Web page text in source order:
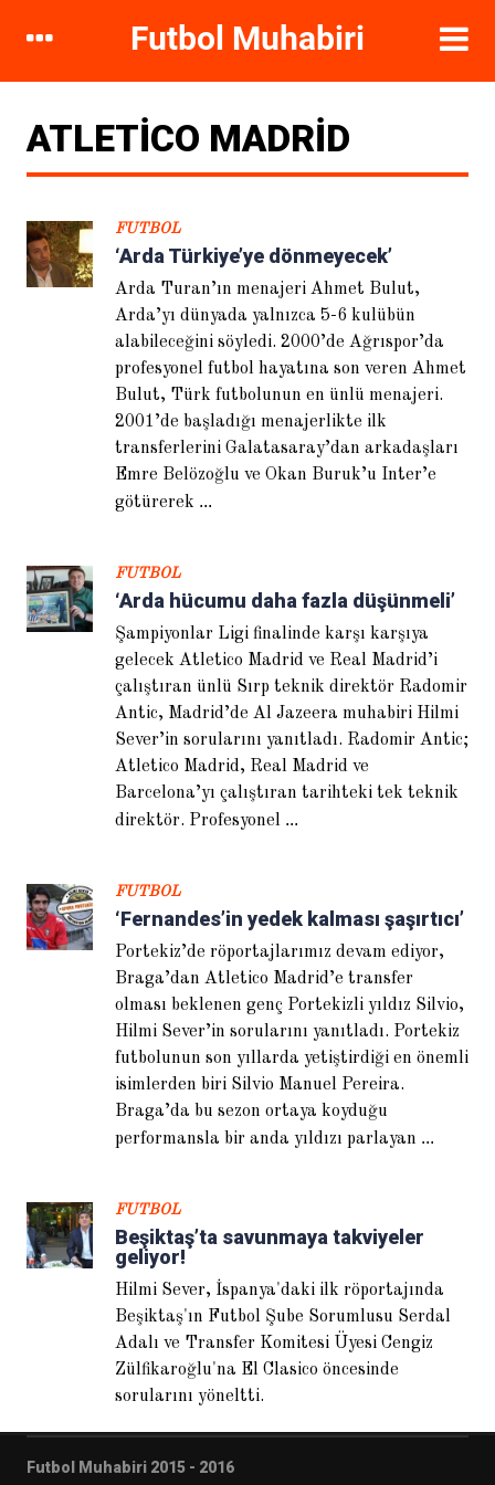
DIKKAT ÇEKENLER
Hugo Sanchez: Galatasaray’ı
ayağa kaldırırım
Sven Goran Eriksson: Finali
göreceğimizden emindik
Abdullah Avcı: Eleştiri Terim’e
değil Türk futboluna
Helder Postiga: Galatasaray
beni iki kez istedi
Fernando Hierro:
ATLETICO MADRID
FUTBOL
‘Arda Türkiye’ye dönmeyecek’
Arda Turan’ın menajeri Ahmet Bulut,
Arda’yı dünyada yalnızca 5-6 kulübün
alabileceğini söyledi. 2000’de Ağrıspor’da
profesyonel futbol hayatına son veren Ahmet
Bulut, Türk futbolunun en ünlü menajeri.
2001’de başladığı menajerlikte ilk
transferlerini Galatasaray’dan arkadaşları
Emre Belözoğlu ve Okan Buruk’u Inter’e
götürerek ...
FUTBOL
‘Arda hücumu daha fazla düşünmeli’
Şampiyonlar Ligi finalinde karşı karşıya
gelecek Atletico Madrid ve Real Madrid’i
çalıştıran ünlü Sırp teknik direktör Radomir
Antic, Madrid’de Al Jazeera muhabiri Hilmi
Sever’in sorularını yanıtladı. Radomir Antic;
Atletico Madrid, Real Madrid ve
Barcelona’yı çalıştıran tarihteki tek teknik
direktör. Profesyonel ...
FUTBOL
‘Fernandes’in yedek kalması şaşırtıcı’
Portekiz’de röportajlarımız devam ediyor,
Braga’dan Atletico Madrid’e transfer
olması beklenen genç Portekizli yıldız Silvio,
Hilmi Sever’in sorularını yanıtladı. Portekiz
futbolunun son yıllarda yetiştirdiği en önemli
isimlerden biri Silvio Manuel Pereira.
Braga’da bu sezon ortaya koyduğu
performansla bir anda yıldızı parlayan ...
FUTBOL
Beşiktaş’ta savunmaya takviyeler
geliyor!
Hilmi Sever, İspanya'daki ilk röportajında
Beşiktaş'ın Futbol Şube Sorumlusu Serdal
Adalı ve Transfer Komitesi Üyesi Cengiz
Zülfikaroğlu'na El Clasico öncesinde
sorularını yöneltti.
Futbol Muhabiri 2015 - 2016